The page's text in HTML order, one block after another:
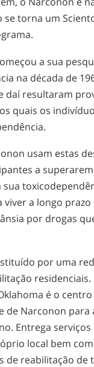
se torna um
a sua
na década de
daí resultaram
quais os
usam estas
a superarem
sua
a longo prazo
por drogas
por uma
é o
de Narconon para
Entrega
local bem
de reabilitação de